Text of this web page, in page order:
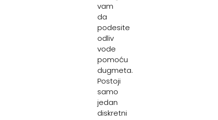
vam
da
podesite
odliv
vode
pomoću
dugmeta.
Postoji
samo
jedan
diskretni